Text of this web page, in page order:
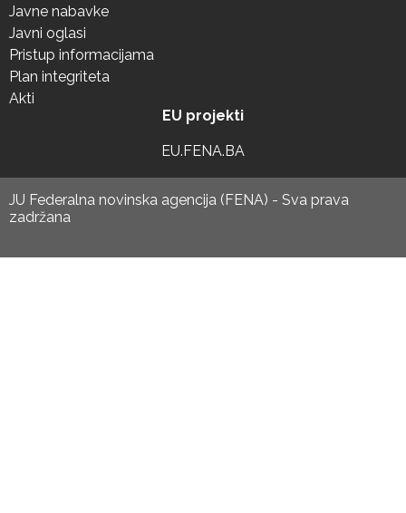
Javne nabavke
Javni oglasi
Pristup informacijama
Plan integriteta
Akti
EU projekti
EU.FENA.BA
JU Federalna novinska agencija (FENA) - Sva prava
zadržana